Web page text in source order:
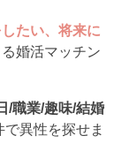
たい、将来に
婚活マッチン
/職業/趣味/結婚
異性を探せま